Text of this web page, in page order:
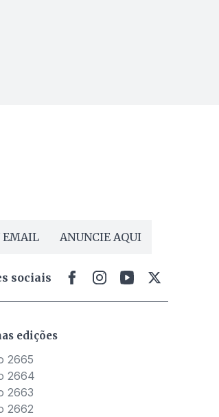
EMAIL ANUNCIE AQUI
sociais
edições
2665
2664
2663
2662